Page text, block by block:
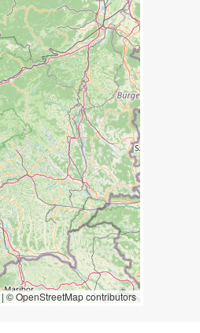
|©OpenStreetMapcontributors